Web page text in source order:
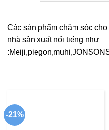
Các sản phẩm chăm sóc
nhà sản xuất nổi tiếng như
-21%